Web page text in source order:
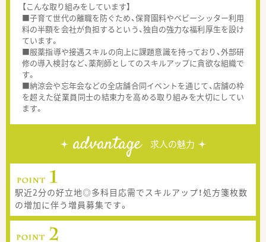
【こんな取り組みをしています】
■子育て世代の離職を防ぐため、保育園料やベビーシッター利用
料の半額を会社が負担するという、独自の強力な福利厚生を設け
ています。
■服薬指導や接遇スキルの向上に課題意識を持っており、外部研
修の導入検討など、薬剤師としてのスキルアップに貪欲な組織で
す。
■納涼会や忘年会などの全店舗合同イベントを通じて、店舗の枠
を超えた従業員同士の結束力を高める取り組みを大切にしてい
ます。
advantage 求人の魅力
駅近2分の好立地◎多科目応需でスキルアップ！処方箋枚数
の増加に伴う増員募集です。